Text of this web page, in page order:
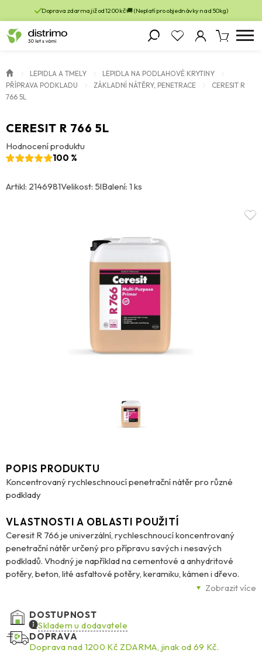
Doprava zdarma již od 1200 kč 🚚 (Neplatí pro objednávky nad 50kg)
LEPIDLA A TMELY
LEPIDLA NA PODLAHOVÉ KRYTINY
PŘÍPRAVA PODKLADU
ZÁKLADNÍ NÁTĚRY, PENETRACE
CERESIT R
766 5L
CERESIT R 766 5L
Hodnocení produktu
100 %
Artikl: 2146981Velikost: 5lBalení: 1 ks
POPIS PRODUKTU
Koncentrovaný rychleschnoucí penetrační nátěr pro různé
podklady
Zobrazit více
VLASTNOSTI A OBLASTI POUŽITÍ
Ceresit R 766 je univerzální, rychleschnoucí koncentrovaný
penetrační nátěr určený pro přípravu savých i nesavých
podkladů. Vhodný je například na cementové a anhydritové
potěry, beton, lité asfaltové potěry, keramiku, kámen i dřevo.
Výrazně zkracuje dobu schnutí – až o 70 %, a tím urychluje práci.
vyrovnávacích hmot nebo přímého lepení parket. Vysoká
koncentrace zajišťuje velkou vydatnost a spolehlivé pokrytí
povrchu.
DOSTUPNOST
Skladem u dodavatele
DOPRAVA
Doprava nad 1200 Kč ZDARMA, jinak od 69 Kč.